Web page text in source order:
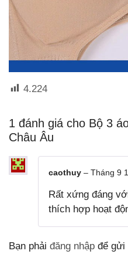
4.224
1 đánh giá cho Bộ 3
Châu Âu
caothuy – Tháng 9
Rất xứng đáng
thích hợp hoạt
Bạn phải đăng nhập để gửi